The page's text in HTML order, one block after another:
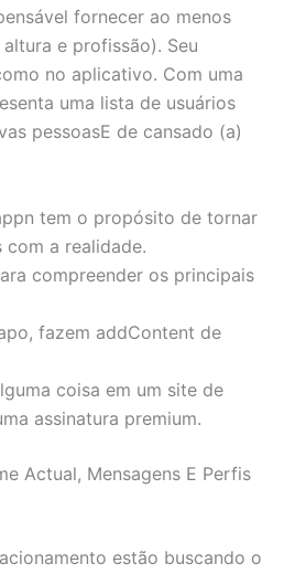
fornecer ao menos
e profissão). Seu
no aplicativo. Com uma
uma lista de usuários
pessoasE de cansado (a)
tem o propósito de tornar
a realidade.
compreender os principais
fazem addContent de
coisa em um site de
assinatura premium.
Actual, Mensagens E Perfis
estão buscando o